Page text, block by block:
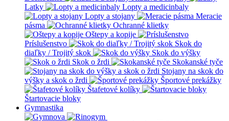
Latky
Lopty a medicinbaly
Lopty a stojany
Meracie
pásma
Ochranné klietky
Oštepy a kopije
Príslušenstvo
Skok do
diaľky / Trojitý skok
Skok do výšky
Skok o žrdi
Skokanské tyče
Stojany na skok do
výšky a skok o žrdi
Športové prekážky
Štafetové kolíky
Štartovacie bloky
Gymnastika